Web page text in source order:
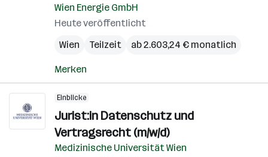
Wien Energie GmbH
Heute veröffentlicht
Wien
Teilzeit ab 2.603,24 € monatlich
Merken
Einblicke
Jurist:in Datenschutz und
Vertragsrecht (m/w/d)
Medizinische Universität Wien